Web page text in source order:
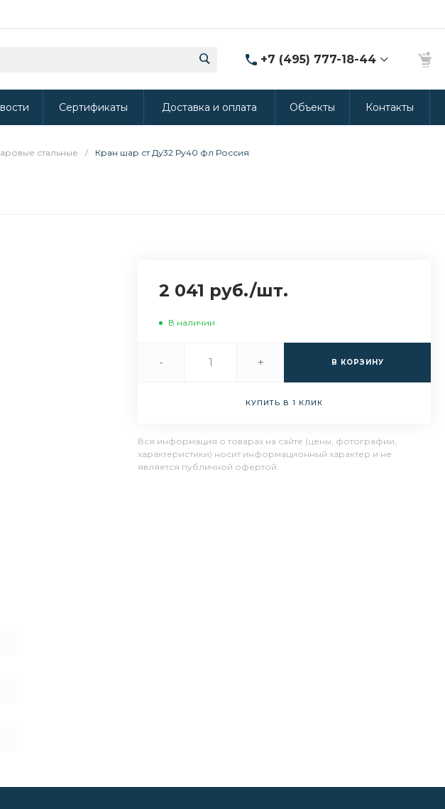
+7 (495) 777-18-44
8 (986) 314-94-49
Промышленная 15
Сертификаты Доставка и оплата Объекты Контакты
стальные / Кран шар ст Ду32 Ру40 фл Россия
2 041 руб./шт.
В наличии
- + В КОРЗИНУ
КУПИТЬ В 1 КЛИК
Вся информация о товарах на сайте (цены, фотографии,
характеристики) носит информационный характер и не
является публичной офертой.